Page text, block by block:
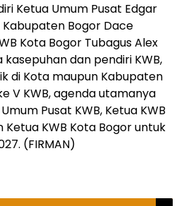
Ketua Umum Pusat Edgar
Kabupaten Bogor Dace
Kota Bogor Tubagus Alex
kasepuhan dan pendiri KWB,
di Kota maupun Kabupaten
V KWB, agenda utamanya
Pusat KWB, Ketua KWB
KWB Kota Bogor untuk
(FIRMAN)